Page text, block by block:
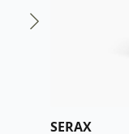
SERAX